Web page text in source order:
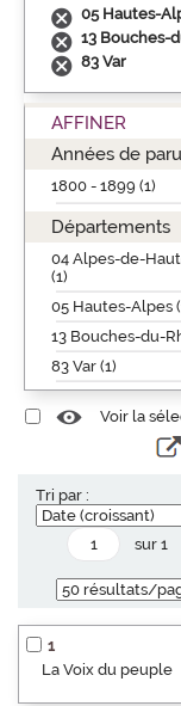
05 Hautes-
13 Bouches-
83 Var
AFFINER
Années de
1800 - 1899 (1)
Départements
04 Alpes-de-
(1)
05 Hautes-Alpes
13 Bouches-du-
83 Var (1)
Voir la
Tri par :
sur 1
1
La Voix du peuple